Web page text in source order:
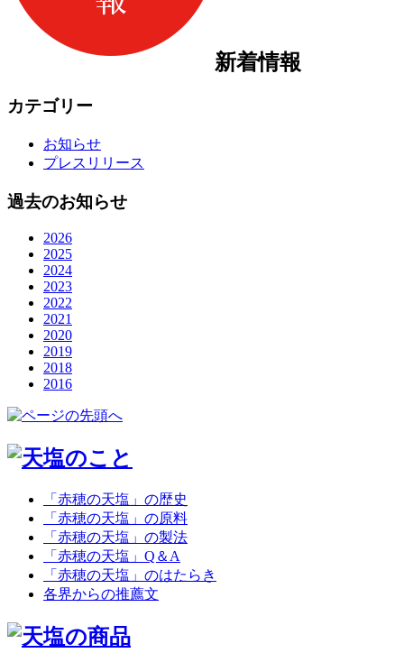
新着情報
カテゴリー
お知らせ
プレスリリース
過去のお知らせ
2026
2025
2024
2023
2022
2021
2020
2019
2018
2016
「赤穂の天塩」の歴史
「赤穂の天塩」の原料
「赤穂の天塩」の製法
「赤穂の天塩」Q＆A
「赤穂の天塩」のはたらき
各界からの推薦文